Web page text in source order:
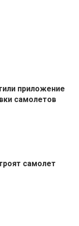
приложение
самолетов
самолет